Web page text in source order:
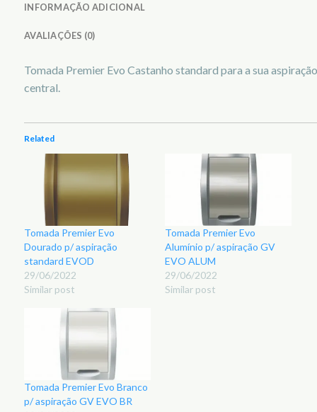
INFORMAÇÃO ADICIONAL
AVALIAÇÕES (0)
Tomada Premier Evo Castanho standard para a sua aspiração
central.
Related
Tomada Premier Evo
Dourado p/ aspiração
standard EVOD
29/06/2022
Similar post
Tomada Premier Evo
Alumínio p/ aspiração GV
EVO ALUM
29/06/2022
Similar post
Tomada Premier Evo Branco
p/ aspiração GV EVO BR